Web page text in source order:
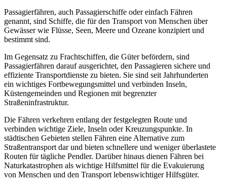
Passagierfähren, auch Passagierschiffe oder einfach Fähren
genannt, sind Schiffe, die für den Transport von Menschen über
Gewässer wie Flüsse, Seen, Meere und Ozeane konzipiert und
bestimmt sind.
Im Gegensatz zu Frachtschiffen, die Güter befördern, sind
Passagierfähren darauf ausgerichtet, den Passagieren sichere und
effiziente Transportdienste zu bieten. Sie sind seit Jahrhunderten
ein wichtiges Fortbewegungsmittel und verbinden Inseln,
Küstengemeinden und Regionen mit begrenzter
Straßeninfrastruktur.
Die Fähren verkehren entlang der festgelegten Route und
verbinden wichtige Ziele, Inseln oder Kreuzungspunkte. In
städtischen Gebieten stellen Fähren eine Alternative zum
Straßentransport dar und bieten schnellere und weniger überlastete
Routen für tägliche Pendler. Darüber hinaus dienen Fähren bei
Naturkatastrophen als wichtige Hilfsmittel für die Evakuierung
von Menschen und den Transport lebenswichtiger Hilfsgüter.